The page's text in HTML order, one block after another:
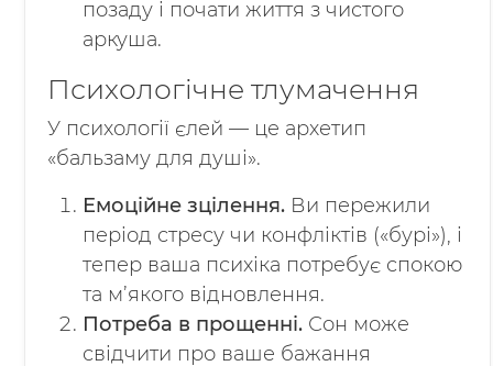
позаду і почати життя з чистого
аркуша.
Психологічне тлумачення
У психології єлей — це архетип
«бальзаму для душі».
Емоційне зцілення. Ви пережили
період стресу чи конфліктів («бурі»), і
тепер ваша психіка потребує спокою
та м’якого відновлення.
Потреба в прощенні. Сон може
свідчити про ваше бажання